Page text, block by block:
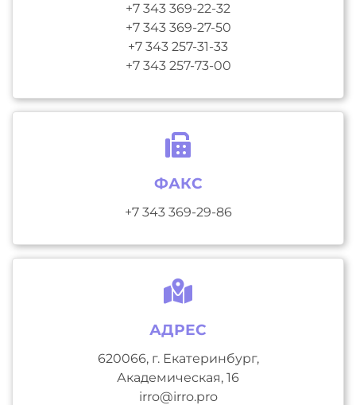
+7 343 369-22-32
+7 343 369-27-50
+7 343 257-31-33
+7 343 257-73-00
ФАКС
+7 343 369-29-86
АДРЕС
620066, г. Екатеринбург,
Академическая, 16
irro@irro.pro